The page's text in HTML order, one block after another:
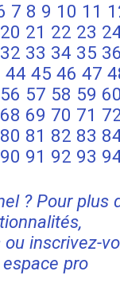
7 8 9 10 11
20 21 22 23
32 33 34 35
44 45 46 47
56 57 58 59
68 69 70 71
80 81 82 83
90 91 92 93
? Pour plus
inscrivez-
pro